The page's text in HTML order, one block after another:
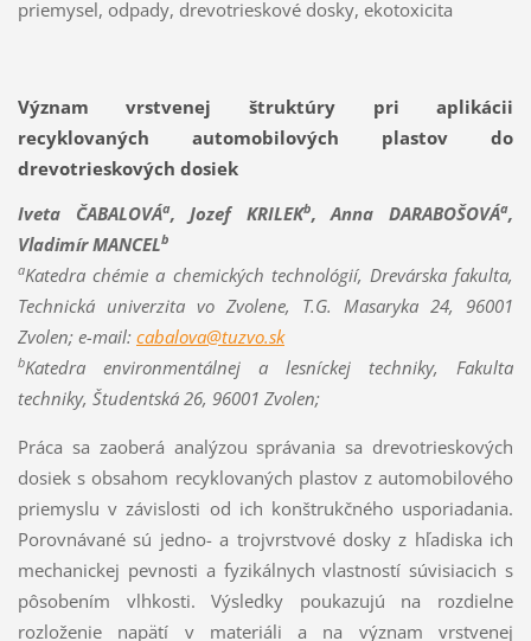
priemysel, odpady, drevotrieskové dosky, ekotoxicita
Význam vrstvenej štruktúry pri aplikácii
recyklovaných automobilových plastov do
drevotrieskových dosiek
Iveta ČABALOVÁa, Jozef KRILEKb, Anna DARABOŠOVÁa,
Vladimír MANCELb
aKatedra chémie a chemických technológií, Drevárska fakulta,
Technická univerzita vo Zvolene, T.G. Masaryka 24, 96001
Zvolen; e-mail: cabalova@tuzvo.sk
bKatedra environmentálnej a lesníckej techniky, Fakulta
techniky, Študentská 26, 96001 Zvolen;
Práca sa zaoberá analýzou správania sa drevotrieskových
dosiek s obsahom recyklovaných plastov z automobilového
priemyslu v závislosti od ich konštrukčného usporiadania.
Porovnávané sú jedno- a trojvrstvové dosky z hľadiska ich
mechanickej pevnosti a fyzikálnych vlastností súvisiacich s
pôsobením vlhkosti. Výsledky poukazujú na rozdielne
rozloženie napätí v materiáli a na význam vrstvenej